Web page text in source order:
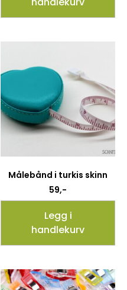
Målebånd i turkis skinn
59,-
Legg i
handlekurv